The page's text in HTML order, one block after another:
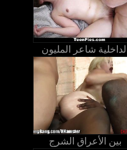
الداخلية شاعر المليون
بين الأعراق الشرج